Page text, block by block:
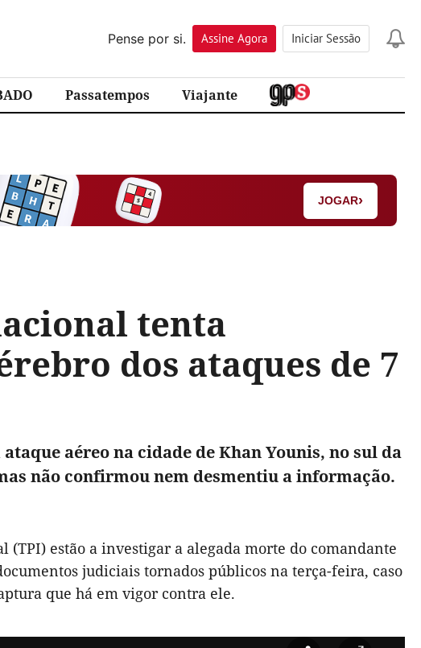
Pense por si.
Assine Agora Iniciar Sessão
Passatempos Viajante
JOGAR›
tenta
dos ataques de 7
aéreo na cidade de Khan Younis, no sul da
não confirmou nem desmentiu a informação.
estão a investigar a alegada morte do comandante
judiciais tornados públicos na terça-feira, caso
que há em vigor contra ele.